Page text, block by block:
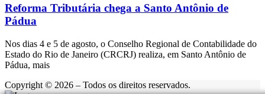
Reforma Tributária chega a Santo Antônio de
Pádua
Nos dias 4 e 5 de agosto, o Conselho Regional de Contabilidade do
Estado do Rio de Janeiro (CRCRJ) realiza, em Santo Antônio de
Pádua, mais
Copyright © 2026 – Todos os direitos reservados.